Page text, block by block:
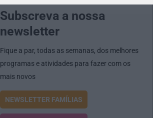
Subscreva a nossa
newsletter
Fique a par, todas as semanas, dos melhores
programas e atividades para fazer com os
mais novos
NEWSLETTER FAMÍLIAS